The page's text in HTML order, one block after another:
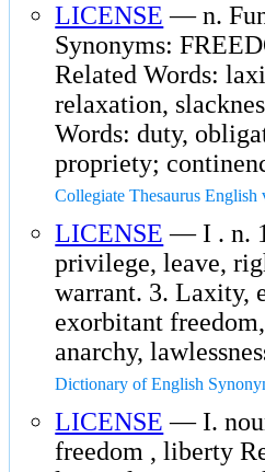
LICENSE — n.
Synonyms:
Related Words:
relaxation,
Words: duty,
propriety;
Collegiate Thesaurus English
LICENSE — I . n.
privilege, leave,
warrant. 3. Laxity,
exorbitant
anarchy,
Dictionary of English
LICENSE — I.
freedom , liberty